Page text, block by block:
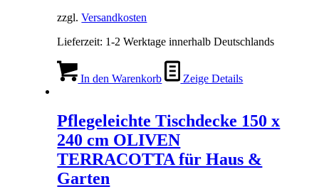
zzgl.Versandkosten
Lieferzeit: 1-2 Werktage innerhalb Deutschlands
In den Warenkorb Zeige Details
Pflegeleichte Tischdecke 150 x
240 cm OLIVEN
TERRACOTTA für Haus &
Garten